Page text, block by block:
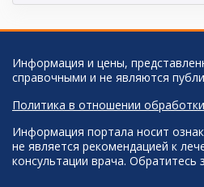
Информация и цены,
справочными и не являются
Политика в отношении
Информация портала носит
не является рекомендацией к
консультации врача. Обратитесь